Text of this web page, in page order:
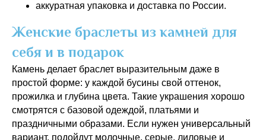
аккуратная упаковка и доставка по России.
Женские браслеты из камней для
себя и в подарок
Камень делает браслет выразительным даже в
простой форме: у каждой бусины свой оттенок,
прожилка и глубина цвета. Такие украшения хорошо
смотрятся с базовой одеждой, платьями и
праздничными образами. Если нужен универсальный
вариант, подойдут молочные, серые, лиловые и